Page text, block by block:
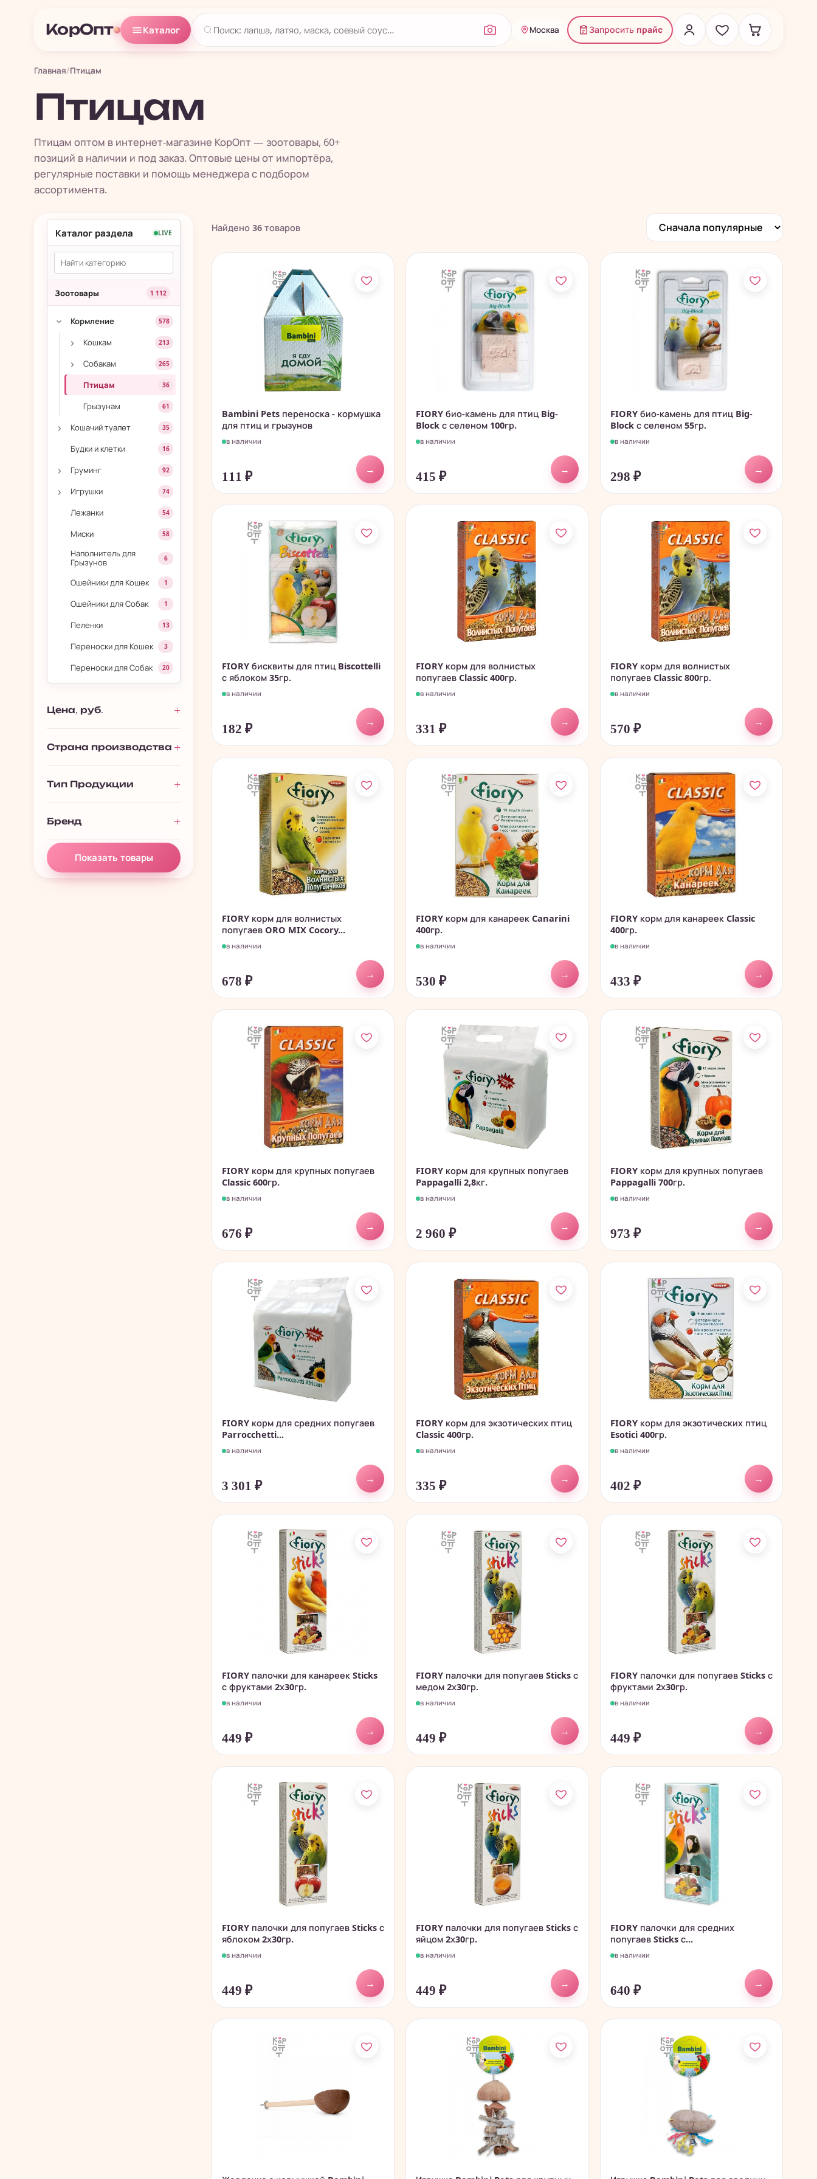
КорОпт Каталог Москва Запросить прайс
Главная/Птицам
Птицам
Птицам оптом в интернет-магазине КорОпт — зоотовары, 60+
позиций в наличии и под заказ. Оптовые цены от импортёра,
регулярные поставки и помощь менеджера с подбором
ассортимента.
Каталог раздела LIVE
Зоотовары 1 112
› Кормление 578
› Кошкам 213
› Собакам 265
Птицам 36
Грызунам 61
› Кошачий туалет 35
Будки и клетки 16
› Груминг 92
› Игрушки 74
Лежанки 54
Миски 58
Наполнитель для
Грызунов
6
Ошейники для Кошек 1
Ошейники для Собак 1
Пеленки 13
Переноски для Кошек 3
Переноски для Собак 20
Рулетки
Цена, руб.
Страна производства
Тип Продукции
Бренд
Показать товары
Найдено 36 товаров
Bambini Pets переноска - кормушка
для птиц и грызунов
в наличии
111 ₽
→
FIORY био-камень для птиц Big-
Block с селеном 100гр.
в наличии
415₽
→
FIORY био-камень для птиц Big-
Block с селеном 55гр.
в наличии
298 ₽
→
FIORY бисквиты для птиц Biscottelli
с яблоком 35гр.
в наличии
182 ₽
→
FIORY корм для волнистых
попугаев Classic 400гр.
в наличии
331₽
→
FIORY корм для волнистых
попугаев Classic 800гр.
в наличии
570 ₽
→
FIORY корм для волнистых
попугаев ORO MIX Cocory...
в наличии
678 ₽
→
FIORY корм для канареек Canarini
400гр.
в наличии
530₽
→
FIORY корм для канареек Classic
400гр.
в наличии
433 ₽
→
FIORY корм для крупных попугаев
Classic 600гр.
в наличии
676 ₽
→
FIORY корм для крупных попугаев
Pappagalli 2,8кг.
в наличии
2 960₽
→
FIORY корм для крупных попугаев
Pappagalli 700гр.
в наличии
973 ₽
→
FIORY корм для средних попугаев
Parrocchetti...
в наличии
3 301 ₽
→
FIORY корм для экзотических птиц
Classic 400гр.
в наличии
335₽
→
FIORY корм для экзотических птиц
Esotici 400гр.
в наличии
402 ₽
→
FIORY палочки для канареек Sticks
с фруктами 2х30гр.
в наличии
449 ₽
→
FIORY палочки для попугаев Sticks с
медом 2х30гр.
в наличии
449₽
→
FIORY палочки для попугаев Sticks с
фруктами 2х30гр.
в наличии
449 ₽
→
FIORY палочки для попугаев Sticks с
яблоком 2х30гр.
в наличии
449 ₽
→
FIORY палочки для попугаев Sticks с
яйцом 2х30гр.
в наличии
449₽
→
FIORY палочки для средних
попугаев Sticks с...
в наличии
640 ₽
→